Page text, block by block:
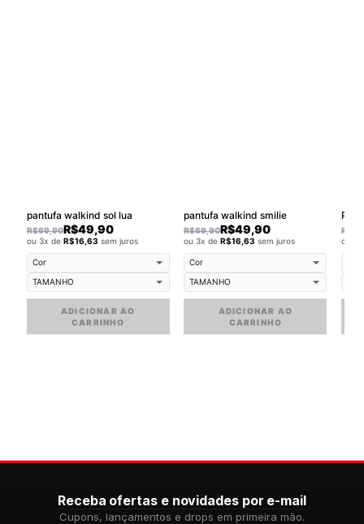
pantufa walkind sol lua
R$69,90R$49,90
ou 3x de R$16,63 sem juros
ADICIONAR AO
CARRINHO
pantufa walkind smilie
R$69,90R$49,90
ou 3x deR$16,63 sem juros
ADICIONAR AO
CARRINHO
R$
ou
Receba ofertas e novidades por e-mail
Cupons, lançamentos e drops em primeira mão.